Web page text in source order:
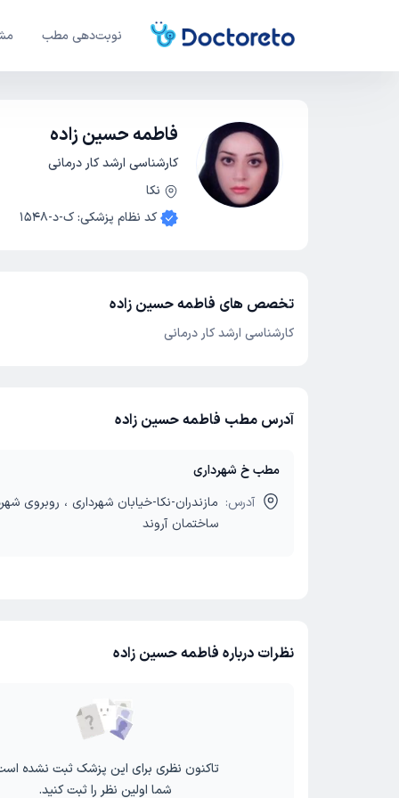
نوبت‌دهی مطب
فاطمه حسین زاده
کارشناسی ارشد کار درمانی
نکا
کد نظام پزشکی:ک-د-1548
تخصص های فاطمه حسین زاده
کارشناسی ارشد کار درمانی
آدرس مطب فاطمه حسین زاده
مطب خ شهرداری
آدرس:
ساختمان آروند
نظرات درباره فاطمه حسین زاده
تاکنون نظری برای این پزشک ثبت نشده
شما اولین نظر را ثبت کنید.